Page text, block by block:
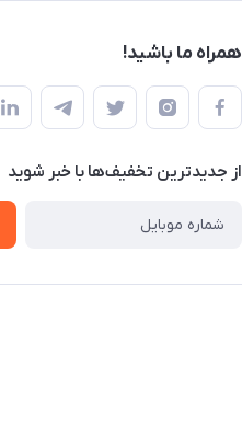
همراه ما باشید!
از جدید‌ترین تخفیف‌ها با‌ خبر شوید